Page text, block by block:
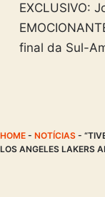
EXCLUSIVO:
final da Sul-
HOME - NOTÍCIAS -
LOS ANGELES LAKERS